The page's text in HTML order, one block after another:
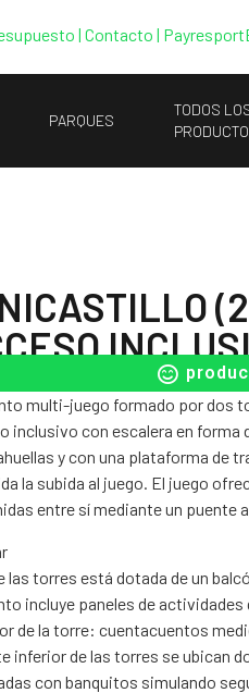
| Contacto | Payresport
PARQUES
TODOS
multi-juego formado por dos
inclusivo con escalera en
y con una plataforma de
la subida al juego. El juego
entre sí mediante un puente
las torres está dotada de un
incluye paneles de actividades
de la torre: cuentacuentos
inferior de las torres se ubican
con banquitos simulando